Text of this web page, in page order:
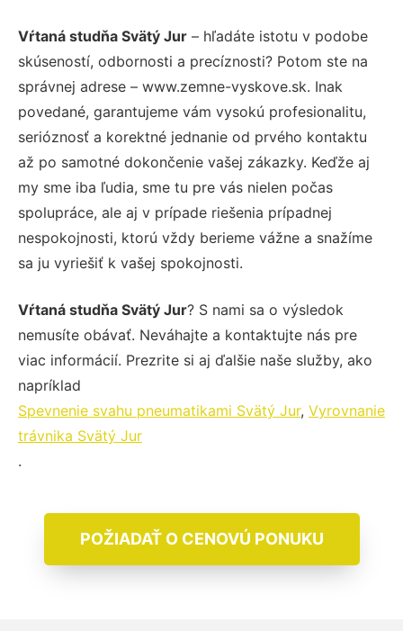
Vŕtaná studňa Svätý Jur – hľadáte istotu v podobe
skúseností, odbornosti a precíznosti? Potom ste na
správnej adrese – www.zemne-vyskove.sk. Inak
povedané, garantujeme vám vysokú profesionalitu,
serióznosť a korektné jednanie od prvého kontaktu
až po samotné dokončenie vašej zákazky. Keďže aj
my sme iba ľudia, sme tu pre vás nielen počas
spolupráce, ale aj v prípade riešenia prípadnej
nespokojnosti, ktorú vždy berieme vážne a snažíme
sa ju vyriešiť k vašej spokojnosti.
Vŕtaná studňa Svätý Jur? S nami sa o výsledok
nemusíte obávať. Neváhajte a kontaktujte nás pre
viac informácií. Prezrite si aj ďalšie naše služby, ako
napríklad
Spevnenie svahu pneumatikami Svätý Jur, Vyrovnanie
trávnika Svätý Jur
.
POŽIADAŤ O CENOVÚ PONUKU